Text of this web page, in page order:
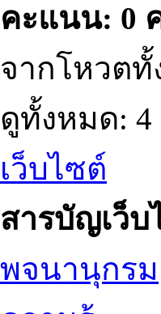
คะแนน: 0
จากโหวตทั้
ดูทั้งหมด: 4
เว็บไซต์
สารบัญเว็บ
พจนานุกรม